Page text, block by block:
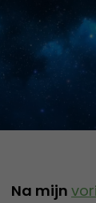
Na mijn